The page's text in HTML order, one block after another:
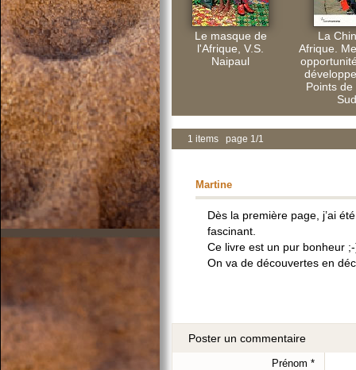
Le masque de
l'Afrique, V.S.
Naipaul
La
Afrique.
Points
1 items page 1/1
Martine
Dès la première page, j’ai
fascinant.
Ce livre est un pur bonheur
On va de découvertes en
Poster un commentaire
Prénom *